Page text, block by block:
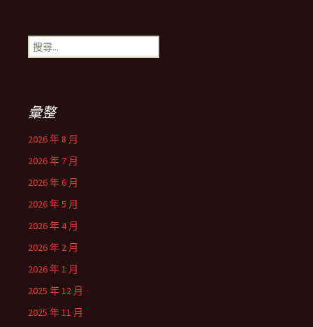
搜
尋
彙整
2026 年 8 月
2026 年 7 月
2026 年 6 月
2026 年 5 月
2026 年 4 月
2026 年 2 月
2026 年 1 月
2025 年 12 月
2025 年 11 月